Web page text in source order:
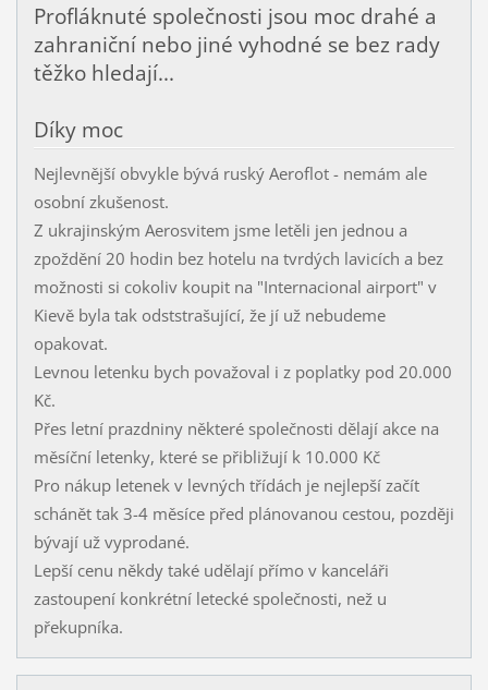
Profláknuté společnosti jsou moc drahé a
zahraniční nebo jiné vyhodné se bez rady
těžko hledají...
Díky moc
Nejlevnější obvykle bývá ruský Aeroflot - nemám ale
osobní zkušenost.
Z ukrajinským Aerosvitem jsme letěli jen jednou a
zpoždění 20 hodin bez hotelu na tvrdých lavicích a bez
možnosti si cokoliv koupit na "Internacional airport" v
Kievě byla tak odststrašující, že jí už nebudeme
opakovat.
Levnou letenku bych považoval i z poplatky pod 20.000
Kč.
Přes letní prazdniny některé společnosti dělají akce na
měsíční letenky, které se přibližují k 10.000 Kč
Pro nákup letenek v levných třídách je nejlepší začít
schánět tak 3-4 měsíce před plánovanou cestou, později
bývají už vyprodané.
Lepší cenu někdy také udělají přímo v kanceláři
zastoupení konkrétní letecké společnosti, než u
překupníka.